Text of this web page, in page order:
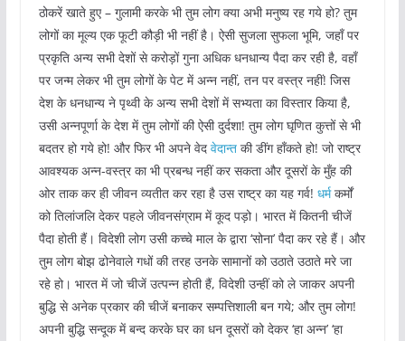
ठोकरें खाते हुए – गुलामी करके भी तुम लोग क्या अभी मनुष्य रह गये हो? तुम
लोगों का मूल्य एक फूटी कौड़ी भी नहीं है। ऐसी सुजला सुफला भूमि, जहाँ पर
प्रकृति अन्य सभी देशों से करोड़ों गुना अधिक धनधान्य पैदा कर रही है, वहाँ
पर जन्म लेकर भी तुम लोगों के पेट में अन्न नहीं, तन पर वस्त्र नहीं! जिस
देश के धनधान्य ने पृथ्वी के अन्य सभी देशों में सभ्यता का विस्तार किया है,
उसी अन्नपूर्णा के देश में तुम लोगों की ऐसी दुर्दशा! तुम लोग घृणित कुत्तों से भी
बदतर हो गये हो! और फिर भी अपने वेद वेदान्तकी डींग हाँकते हो! जो राष्ट्र
आवश्यक अन्न-वस्त्र का भी प्रबन्ध नहीं कर सकता और दूसरों के मुँह की
ओर ताक कर ही जीवन व्यतीत कर रहा है उस राष्ट्र का यह गर्व! धर्मकर्मों
को तिलांजलि देकर पहले जीवनसंग्राम में कूद पड़ो। भारत में कितनी चीजें
पैदा होती हैं। विदेशी लोग उसी कच्चे माल के द्वारा ‘सोना’ पैदा कर रहे हैं। और
तुम लोग बोझ ढोनेवाले गधों की तरह उनके सामानों को उठाते उठाते मरे जा
रहे हो। भारत में जो चीजें उत्पन्न होती हैं, विदेशी उन्हीं को ले जाकर अपनी
बुद्धि से अनेक प्रकार की चीजें बनाकर सम्पत्तिशाली बन गये; और तुम लोग!
अपनी बुद्धि सन्दूक में बन्द करके घर का धन दूसरों को देकर ‘हा अन्न’ ‘हा